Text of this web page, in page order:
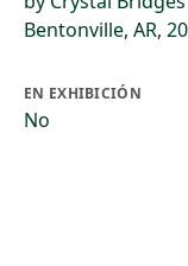
Bentonville, AR,
EN EXHIBICIÓN
No